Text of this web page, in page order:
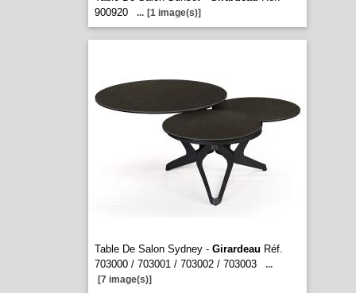
900920
... [1 image(s)]
Table De Salon Sydney - Girardeau Réf.
703000 / 703001 / 703002 / 703003
...
[7 image(s)]